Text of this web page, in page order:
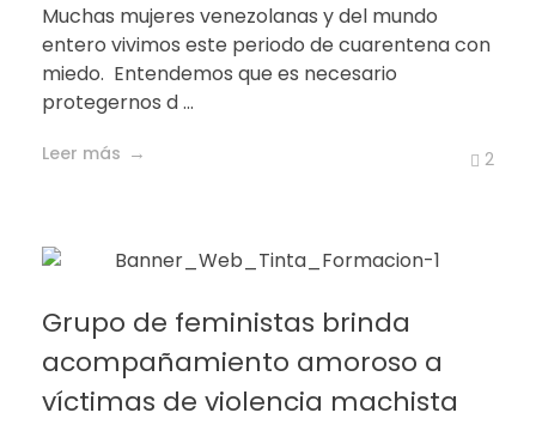
Muchas mujeres venezolanas y del mundo
entero vivimos este periodo de cuarentena con
miedo. Entendemos que es necesario
protegernos d ...
Leer más 2
Grupo de feministas brinda
acompañamiento amoroso a
víctimas de violencia machista